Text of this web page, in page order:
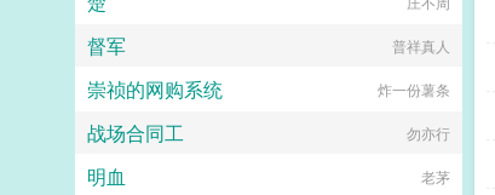
督军 普祥真人
崇祯的网购系统 炸一份薯条
战场合同工 勿亦行
明血 老茅